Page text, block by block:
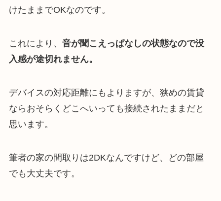
けたままでOKなのです。
これにより、 音が聞こえっぱなしの状態なので没
入感が途切れません。
デバイスの対応距離にもよりますが、狭めの賃貸
ならおそらくどこへいっても接続されたままだと
思います。
筆者の家の間取りは2DKなんですけど、どの部屋
でも大丈夫です。